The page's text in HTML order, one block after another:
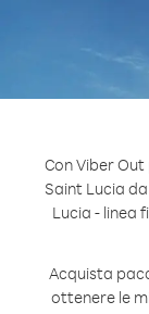
Con Viber
Saint Lucia
Lucia - linea
Acquista
ottenere le